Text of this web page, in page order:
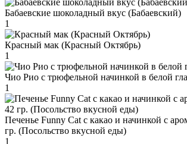
Бабаевские шоколадный вкус (Бабаевский)
1
Красный мак (Красный Октябрь)
1
Чио Рио с трюфельной начинкой в белой
1
Печенье Funny Сat с какао и начинкой с
гр. (Посольство вкусной еды)
1